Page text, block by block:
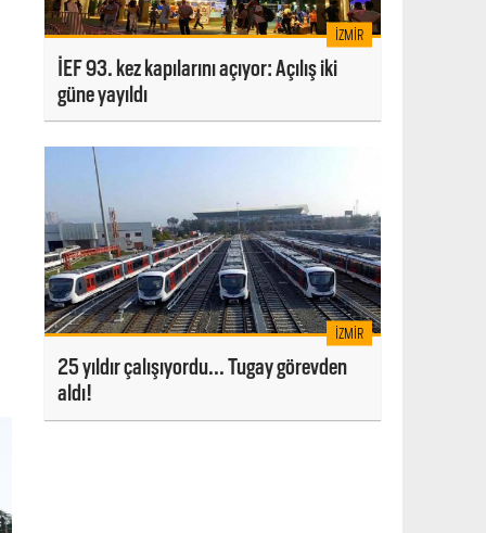
İZMIR
İEF 93. kez kapılarını açıyor: Açılış iki
güne yayıldı
İZMIR
25 yıldır çalışıyordu... Tugay görevden
aldı!